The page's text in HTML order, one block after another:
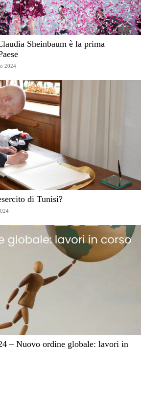
Sheinbaum è la prima
2024
di Tunisi?
– Nuovo ordine globale: lavori in